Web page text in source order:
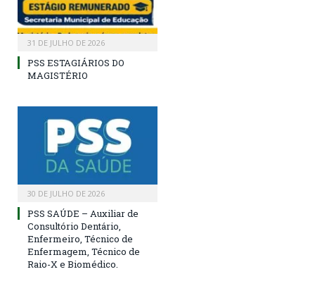
31 DE JULHO DE 2026
PSS ESTAGIÁRIOS DO
MAGISTÉRIO
30 DE JULHO DE 2026
PSS SAÚDE – Auxiliar de
Consultório Dentário,
Enfermeiro, Técnico de
Enfermagem, Técnico de
Raio-X e Biomédico.